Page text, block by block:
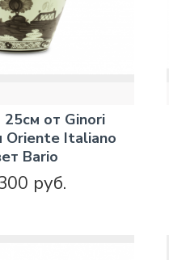
25см от Ginori
Oriente Italiano
Bario
руб.